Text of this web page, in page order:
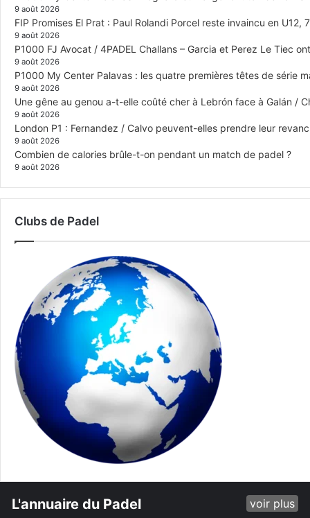
9 août 2026
FIP Promises El Prat : Paul Rolandi Porcel reste invaincu en U12,
9 août 2026
P1000 FJ Avocat / 4PADEL Challans – Garcia et Perez Le Tiec
9 août 2026
P1000 My Center Palavas : les quatre premières têtes de série
9 août 2026
Une gêne au genou a-t-elle coûté cher à Lebrón face à Galán /
9 août 2026
London P1 : Fernandez / Calvo peuvent-elles prendre leur
9 août 2026
Combien de calories brûle-t-on pendant un match de padel ?
9 août 2026
Clubs de Padel
L'annuaire du Padel voir plus